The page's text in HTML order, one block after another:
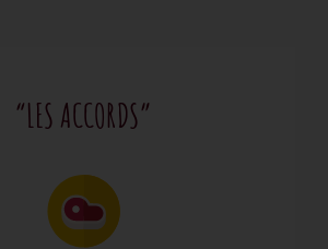
“LES ACCORDS”